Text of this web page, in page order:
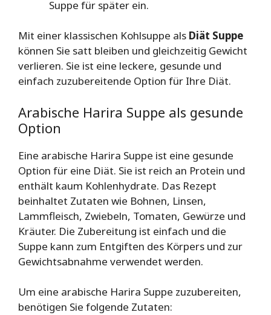
Suppe für später ein.
Mit einer klassischen Kohlsuppe als Diät Suppe
können Sie satt bleiben und gleichzeitig Gewicht
verlieren. Sie ist eine leckere, gesunde und
einfach zuzubereitende Option für Ihre Diät.
Arabische Harira Suppe als gesunde
Option
Eine arabische Harira Suppe ist eine gesunde
Option für eine Diät. Sie ist reich an Protein und
enthält kaum Kohlenhydrate. Das Rezept
beinhaltet Zutaten wie Bohnen, Linsen,
Lammfleisch, Zwiebeln, Tomaten, Gewürze und
Kräuter. Die Zubereitung ist einfach und die
Suppe kann zum Entgiften des Körpers und zur
Gewichtsabnahme verwendet werden.
Um eine arabische Harira Suppe zuzubereiten,
benötigen Sie folgende Zutaten: